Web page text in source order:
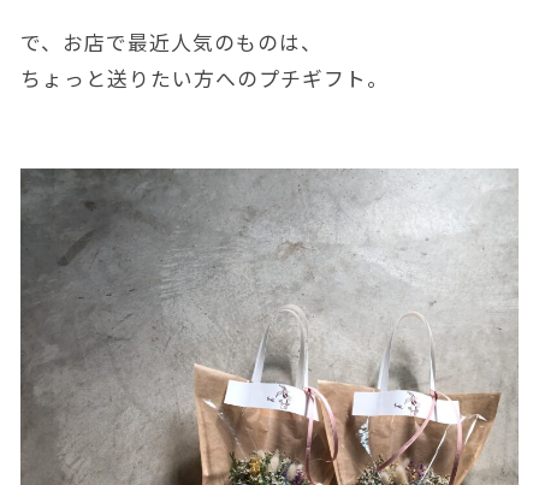
で、お店で最近人気のものは、
ちょっと送りたい方へのプチギフト。